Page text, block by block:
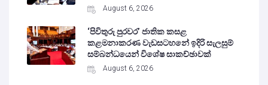
August 6, 2026
‘පිවිතුරු පුරවර’ ජාතික කසළ
කළමනාකරණ වැඩසටහනේ ඉදිරි සැලසුම්
සම්බන්ධයෙන් විශේෂ සාකච්ඡාවක්
August 6, 2026